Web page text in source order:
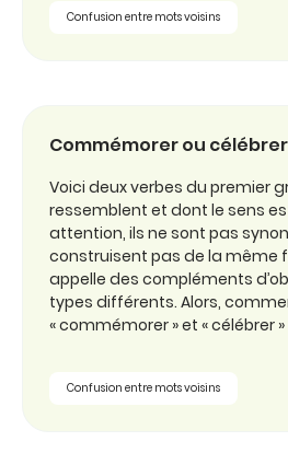
Confusion entre mots voisins
Commémorer ou
Voici deux verbes du premier
ressemblent et dont le sens
attention, ils ne sont pas
construisent pas de la même
appelle des compléments
types différents. Alors,
« commémorer » et « célébrer »
Confusion entre mots voisins